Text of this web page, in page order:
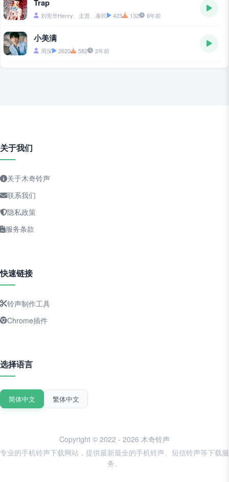
Trap
刘宪华Henry、圭贤、泰民 423 132 6年前
小美满
周深 2620 582 2年前
关于我们
关于木奇铃声
联系我们
隐私政策
服务条款
快速链接
铃声制作工具
Chrome插件
选择语言
简体中文 繁体中文
Copyright © 2022 - 2026 木奇铃声
专业的手机铃声下载网站，提供最新最全的手机铃声、短信铃声等下载服
务。